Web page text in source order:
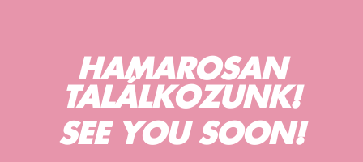
HAMAROSAN
TALÁLKOZUNK!
SEE YOU SOON!